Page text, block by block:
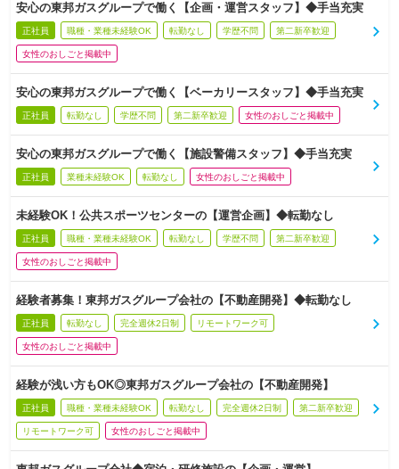
安心の東邦ガスグループで働く【企画・運営スタッフ】◆手当充実
正社員 職種・業種未経験OK 転勤なし 学歴不問 第二新卒歓迎
女性のおしごと掲載中
安心の東邦ガスグループで働く【ベーカリースタッフ】◆手当充実
正社員 転勤なし 学歴不問 第二新卒歓迎 女性のおしごと掲載中
安心の東邦ガスグループで働く【施設警備スタッフ】◆手当充実
正社員 業種未経験OK 転勤なし 女性のおしごと掲載中
未経験OK！公共スポーツセンターの【運営企画】◆転勤なし
正社員 職種・業種未経験OK 転勤なし 学歴不問 第二新卒歓迎
女性のおしごと掲載中
経験者募集！東邦ガスグループ会社の【不動産開発】◆転勤なし
正社員 転勤なし 完全週休2日制 リモートワーク可
女性のおしごと掲載中
経験が浅い方もOK◎東邦ガスグループ会社の【不動産開発】
正社員 職種・業種未経験OK 転勤なし 完全週休2日制 第二新卒歓迎
リモートワーク可 女性のおしごと掲載中